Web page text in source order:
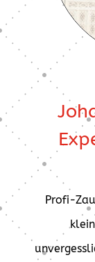
Profi-